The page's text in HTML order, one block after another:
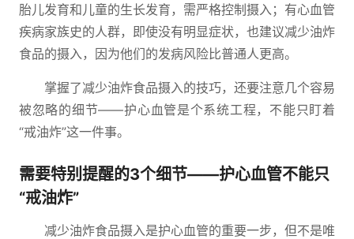
胎儿发育和儿童的生长发育，需严格控制摄入；有心血管
疾病家族史的人群，即使没有明显症状，也建议减少油炸
食品的摄入，因为他们的发病风险比普通人更高。
掌握了减少油炸食品摄入的技巧，还要注意几个容易
被忽略的细节——护心血管是个系统工程，不能只盯着
“戒油炸”这一件事。
需要特别提醒的3个细节——护心血管不能只
“戒油炸”
减少油炸食品摄入是护心血管的重要一步，但不是唯